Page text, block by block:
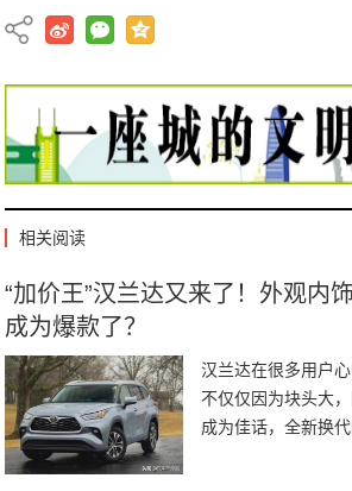
相关阅读
“加价王”汉兰达又来了！外观内
成为爆款了？
汉兰达在很多用户心
不仅仅因为块头大
成为佳话，全新换
变成了都市型男，